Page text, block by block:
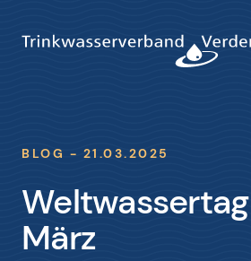
BLOG - 21.03.2025
März